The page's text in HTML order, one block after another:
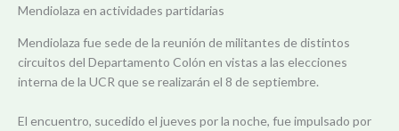
Mendiolaza en actividades partidarias
Mendiolaza fue sede de la reunión de militantes de distintos
circuitos del Departamento Colón en vistas a las elecciones
interna de la UCR que se realizarán el 8 de septiembre.
El encuentro, sucedido el jueves por la noche, fue impulsado por